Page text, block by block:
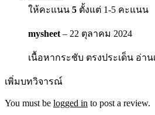
ให้คะแนน 5 ตั้งแต่ 1-5 คะแนน
mysheet – 22 ตุลาคม 2024
เนื้อหากระชับ ตรงประเด็น อ่าน
เพิ่มบทวิจารณ์
You must be logged in to post a review.